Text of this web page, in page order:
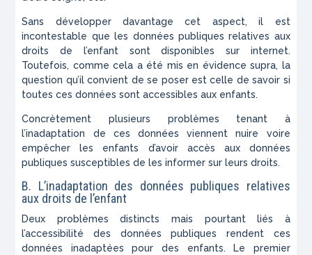
Sans développer davantage cet aspect, il est
incontestable que les données publiques relatives aux
droits de l’enfant sont disponibles sur internet.
Toutefois, comme cela a été mis en évidence supra, la
question qu’il convient de se poser est celle de savoir si
toutes ces données sont accessibles aux enfants.
Concrètement plusieurs problèmes tenant à
l’inadaptation de ces données viennent nuire voire
empêcher les enfants d’avoir accès aux données
publiques susceptibles de les informer sur leurs droits.
B. L’inadaptation des données publiques relatives
aux droits de l’enfant
Deux problèmes distincts mais pourtant liés à
l’accessibilité des données publiques rendent ces
données inadaptées pour des enfants. Le premier